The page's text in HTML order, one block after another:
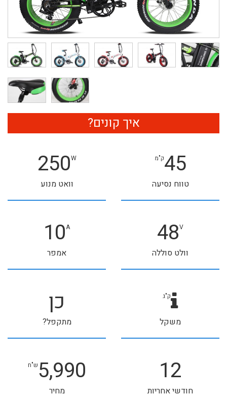
איך קונים?
45ק"מ
טווח נסיעה
250
וואט מנוע
48
וולט סוללה
10
אמפר
ק"ג
משקל
כן
מתקפל?
12
חודשי אחריות
5,990ש"ח
מחיר